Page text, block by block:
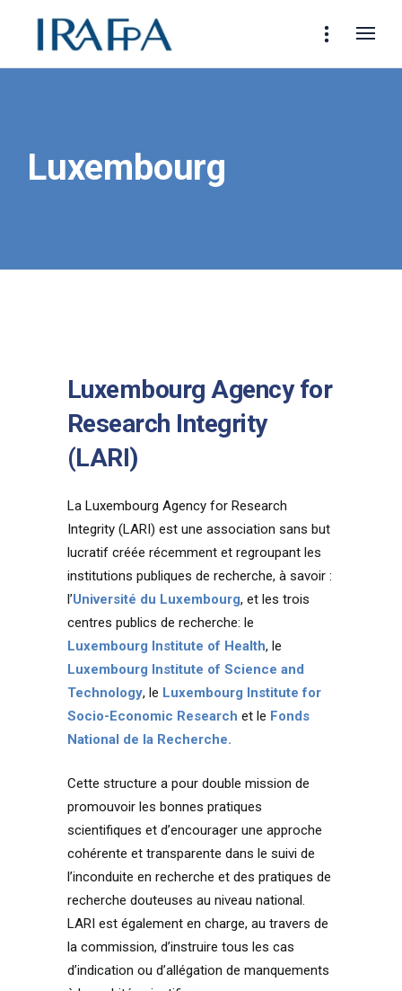
Luxembourg
Luxembourg Agency for
Research Integrity
(LARI)
La Luxembourg Agency for Research
Integrity (LARI) est une association sans but
lucratif créée récemment et regroupant les
institutions publiques de recherche, à savoir :
l’Université du Luxembourg, et les trois
centres publics de recherche: le
Luxembourg Institute of Health, le
Luxembourg Institute of Science and
Technology, le Luxembourg Institute for
Socio-Economic Research et le Fonds
National de la Recherche.
Cette structure a pour double mission de
promouvoir les bonnes pratiques
scientifiques et d’encourager une approche
cohérente et transparente dans le suivi de
l’inconduite en recherche et des pratiques de
recherche douteuses au niveau national.
LARI est également en charge, au travers de
la commission, d’instruire tous les cas
d’indication ou d’allégation de manquements